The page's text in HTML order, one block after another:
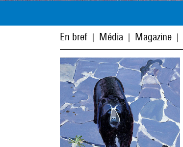
En bref Média Magazine